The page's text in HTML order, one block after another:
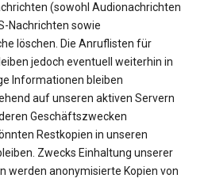
(sowohl Audionachrichten
Nachrichten sowie
löschen. Die Anruflisten für
jedoch eventuell weiterhin in
Informationen bleiben
auf unseren aktiven Servern
Geschäftszwecken
Restkopien in unseren
Zwecks Einhaltung unserer
werden anonymisierte Kopien von